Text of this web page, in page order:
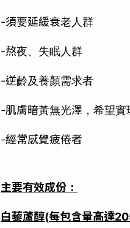
-須要延緩衰老人群
-熬夜、失眠人群
-逆齡及養顏需求者
-肌膚暗黃無光澤，希望實
-經常感覺疲倦者
主要有效成份：
白藜蘆醇(每包含量高達